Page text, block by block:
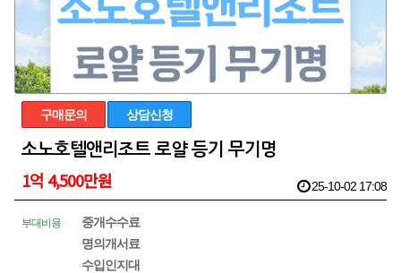
구매문의 상담신청
소노호텔앤리조트 로얄 등기 무기명
1억 4,500만원
부대비용
중개수수료
명의개서료
수입인지대
25-10-02 17:08